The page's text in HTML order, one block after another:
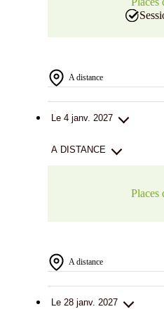
A distance
Le 4 janv. 2027
A DISTANCE
Places
A distance
Le 28 janv. 2027